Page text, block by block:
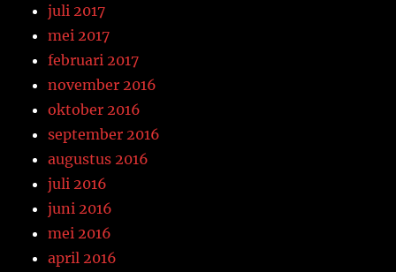
juli 2017
mei 2017
februari 2017
november 2016
oktober 2016
september 2016
augustus 2016
juli 2016
juni 2016
mei 2016
april 2016